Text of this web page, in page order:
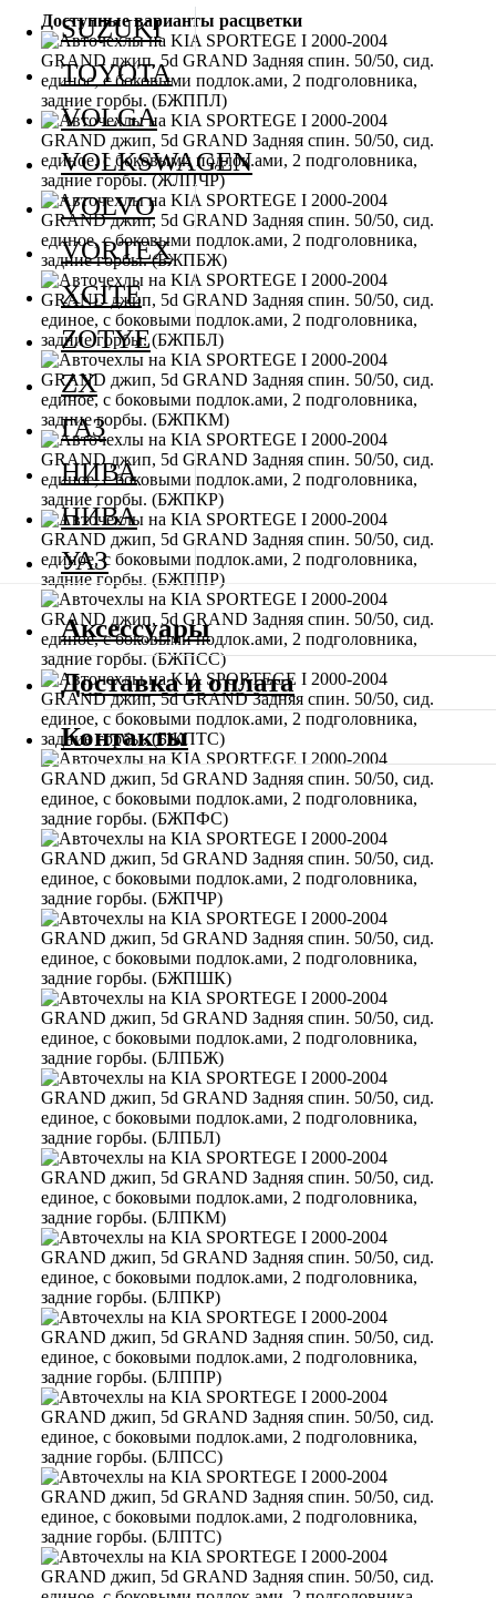
Доступные варианты расцветки
SUZUKI
TOYOTA
VOLGA
VOLKSWAGEN
VOLVO
VORTEX
XCITE
ZOTYE
ZX
ГАЗ
НИВА
НИВА
УАЗ
Аксессуары
Доставка и оплата
Контакты